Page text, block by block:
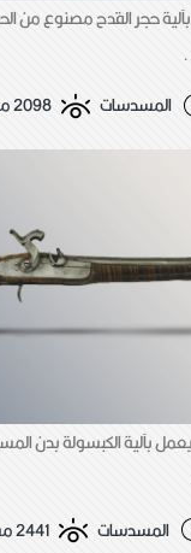
حجر القدح مصنوع من
المسدسات
2098 مشاهدات
بآلية الكبسولة بدن
المسدسات
2441 مشاهدات